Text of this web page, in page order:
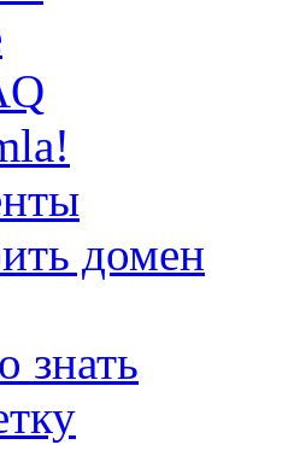
домен
знать